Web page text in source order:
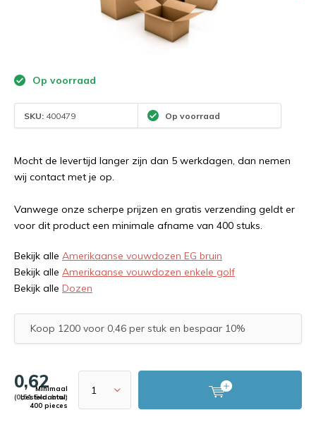
Op voorraad
SKU: 400479 Op voorraad
Mocht de levertijd langer zijn dan 5 werkdagen, dan nemen
wij contact met je op.
Vanwege onze scherpe prijzen en gratis verzending geldt er
voor dit product een minimale afname van 400 stuks.
Bekijk alle Amerikaanse vouwdozen EG bruin
Bekijk alle Amerikaanse vouwdozen enkele golf
Bekijk alle Dozen
Koop 1200 voor 0,46 per stuk en bespaar 10%
0,62
(0,51 Excl. btw)
Minimaal
bestelaantal:
400 pieces